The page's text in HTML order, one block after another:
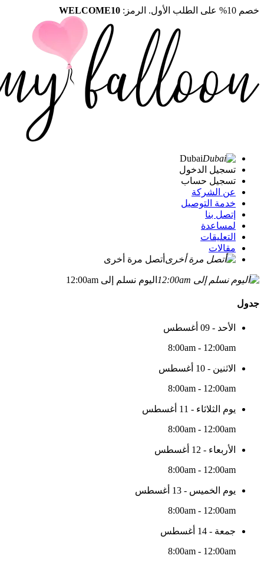
خصم 10% على الطلب الأول. الرمز: WELCOME10
Dubai
تسجيل الدخول
تسجيل حساب
عن الشركة
خدمة التوصيل
إتصل بنا
لمساعدة
التعليقات
مقالات
أتصل مرة أخرى
اليوم نسلم إلى 12:00am
جدول
الأحد - 09 أغسطس
8:00am - 12:00am
الاثنين - 10 أغسطس
8:00am - 12:00am
يوم الثلاثاء - 11 أغسطس
8:00am - 12:00am
الأربعاء - 12 أغسطس
8:00am - 12:00am
يوم الخميس - 13 أغسطس
8:00am - 12:00am
جمعة - 14 أغسطس
8:00am - 12:00am